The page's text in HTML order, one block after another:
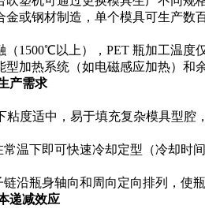
金或钢材制造，单个模具可生产数
1500℃以上），PET 瓶加工温度
加热系统（如电磁感应加热）和
产需求
度适中，易于填充复杂模具型腔
温下即可快速冷却定型（冷却时
沿瓶身轴向和周向定向排列，使
递减效应